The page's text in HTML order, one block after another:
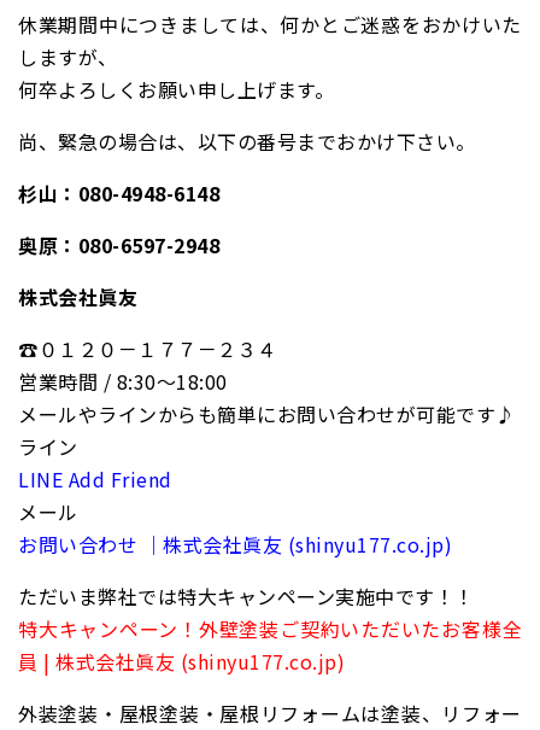
休業期間中につきましては、何かとご迷惑をおかけいた
しますが、
何卒よろしくお願い申し上げます。
尚、緊急の場合は、以下の番号までおかけ下さい。
杉山：080-4948-6148
奥原：080-6597-2948
株式会社眞友
☎０１２０－１７７－２３４
営業時間 / 8:30〜18:00
メールやラインからも簡単にお問い合わせが可能です♪
ライン
LINE Add Friend
メール
お問い合わせ ｜株式会社眞友 (shinyu177.co.jp)
ただいま弊社では特大キャンペーン実施中です！！
特大キャンペーン！外壁塗装ご契約いただいたお客様全
員 | 株式会社眞友 (shinyu177.co.jp)
外装塗装・屋根塗装・屋根リフォームは塗装、リフォー